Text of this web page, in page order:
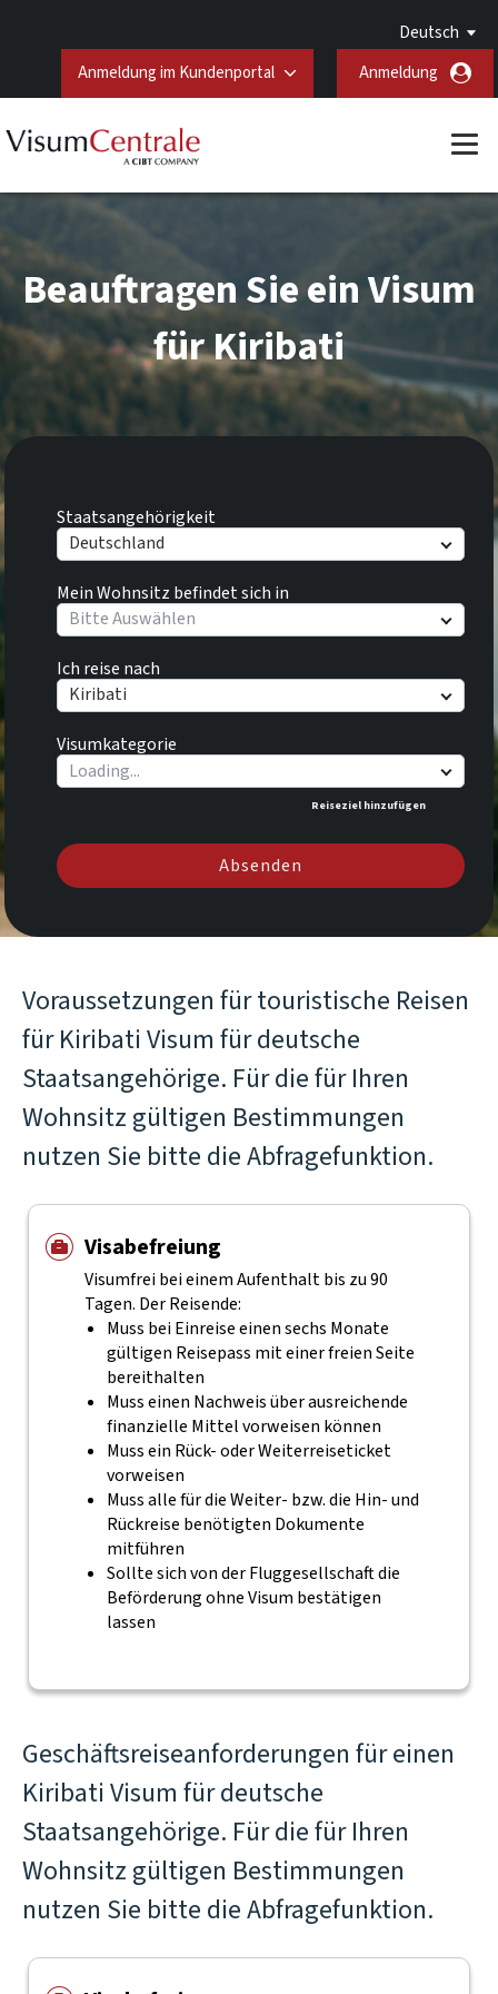
Deutsch
Anmeldung im Kundenportal
Anmeldung
Staatsangehörigkeit
Deutschland
Mein Wohnsitz befindet sich in
Bitte Auswählen
Ich reise nach
Kiribati
Visumkategorie
Reiseziel hinzufügen
Absenden
Beauftragen Sie ein Visum
für Kiribati
Voraussetzungen für touristische Reisen
für Kiribati Visum für deutsche
Staatsangehörige. Für die für Ihren
Wohnsitz gültigen Bestimmungen
nutzen Sie bitte die Abfragefunktion.
Visabefreiung
Visumfrei bei einem Aufenthalt bis zu 90
Tagen. Der Reisende:
Muss bei Einreise einen sechs Monate
gültigen Reisepass mit einer freien Seite
bereithalten
Muss einen Nachweis über ausreichende
finanzielle Mittel vorweisen können
Muss ein Rück- oder Weiterreiseticket
vorweisen
Muss alle für die Weiter- bzw. die Hin- und
Rückreise benötigten Dokumente
mitführen
Sollte sich von der Fluggesellschaft die
Beförderung ohne Visum bestätigen
lassen
Geschäftsreiseanforderungen für einen
Kiribati Visum für deutsche
Staatsangehörige. Für die für Ihren
Wohnsitz gültigen Bestimmungen
nutzen Sie bitte die Abfragefunktion.